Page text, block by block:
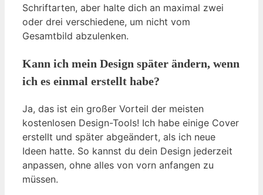
Schriftarten, aber halte dich an maximal zwei
oder drei verschiedene, um nicht vom
Gesamtbild abzulenken.
Kann ich mein Design später ändern, wenn
ich es einmal erstellt habe?
Ja, das ist ein großer Vorteil der meisten
kostenlosen Design-Tools! Ich habe einige Cover
erstellt und später abgeändert, als ich neue
Ideen hatte. So kannst du dein Design jederzeit
anpassen, ohne alles von vorn anfangen zu
müssen.